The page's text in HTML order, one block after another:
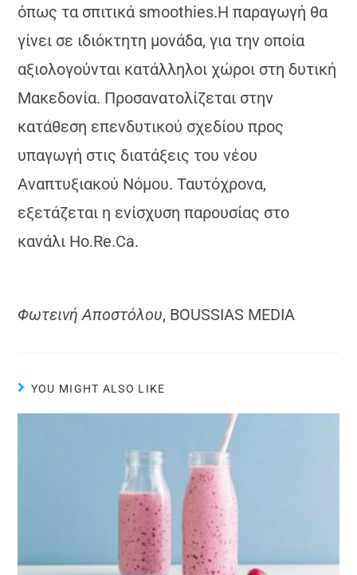
όπως τα σπιτικά smoothies.Η παραγωγή θα
γίνει σε ιδιόκτητη μονάδα, για την οποία
αξιολογούνται κατάλληλοι χώροι στη δυτική
Μακεδονία. Προσανατολίζεται στην
κατάθεση επενδυτικού σχεδίου προς
υπαγωγή στις διατάξεις του νέου
Αναπτυξιακού Νόμου. Ταυτόχρονα,
εξετάζεται η ενίσχυση παρουσίας στο
κανάλι Ho.Re.Ca.
Φωτεινή Αποστόλου, BOUSSIAS MEDIA
YOU MIGHT ALSO LIKE